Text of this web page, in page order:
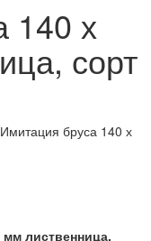
140 х
сорт
Имитация бруса 140 х
лиственница,